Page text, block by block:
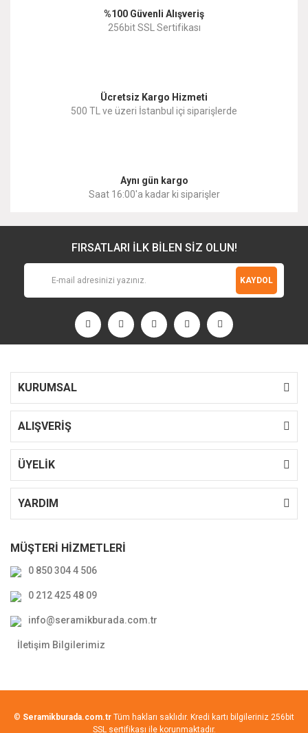
%100 Güvenli Alışveriş
256bit SSL Sertifikası
Ücretsiz Kargo Hizmeti
500 TL ve üzeri İstanbul içi siparişlerde
Aynı gün kargo
Saat 16:00'a kadar ki siparişler
FIRSATLARI İLK BİLEN SİZ OLUN!
KAYDOL
KURUMSAL
ALIŞVERİŞ
ÜYELİK
YARDIM
MÜŞTERİ HİZMETLERİ
0 850 304 4 506
0 212 425 48 09
info@seramikburada.com.tr
İletişim Bilgilerimiz
© Seramikburada.com.tr Tüm hakları saklıdır. Kredi kartı bilgileriniz 256bit
SSL sertifikası ile korunmaktadır.